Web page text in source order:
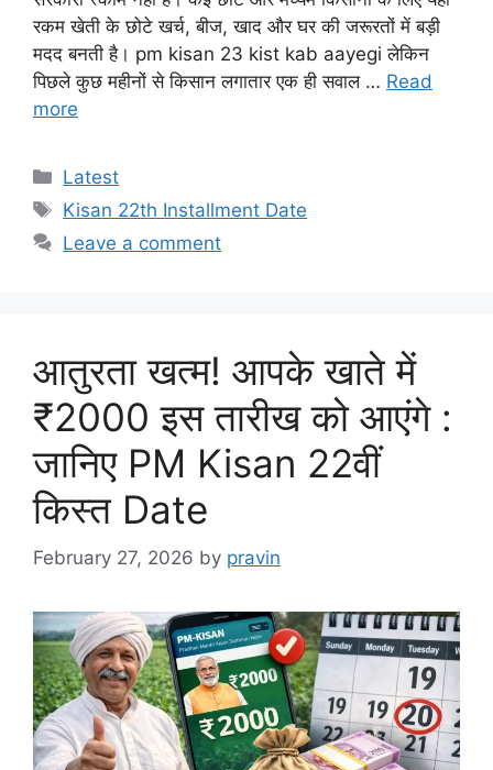
रकम खेती के छोटे खर्च, बीज, खाद और घर की जरूरतों में बड़ी
मदद बनती है। pm kisan 23 kist kab aayegi लेकिन
पिछले कुछ महीनों से किसान लगातार एक ही सवाल … Read
more
Categories
Latest
Tags
Kisan 22th Installment Date
Leave a comment
आतुरता खत्म! आपके खाते में
₹2000 इस तारीख को आएंगे :
जानिए PM Kisan 22वीं
किस्त Date
February 27, 2026 by pravin